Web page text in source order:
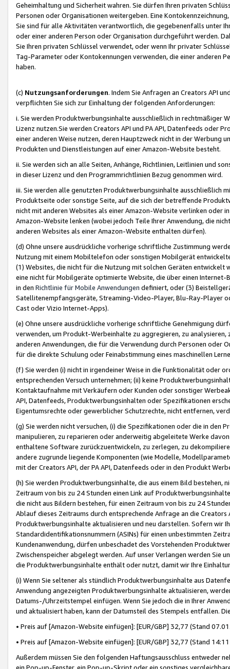
Geheimhaltung und Sicherheit wahren. Sie dürfen Ihren privaten
Personen oder Organisationen weitergeben. Eine
Sie sind für alle Aktivitäten verantwortlich, die gegebenenfalls unter
oder einer anderen Person oder Organisation durchgeführt werden.
Sie Ihren privaten Schlüssel verwendet, oder wenn Ihr privater
Tag-Parameter oder Kontokennungen verwenden, die einer anderen
haben.
(c) Nutzungsanforderungen. Indem Sie Anfragen an Creators API
verpflichten Sie sich zur Einhaltung der folgenden Anforderungen:
i. Sie werden Produktwerbungsinhalte ausschließlich in rechtmäßiger
Lizenz nutzen.Sie werden Creators API und PA API, Datenfeeds oder
einer anderen Weise nutzen, deren Hauptzweck nicht in der Werbung
Produkten und Dienstleistungen auf einer Amazon-Website besteht.
ii. Sie werden sich an alle Seiten, Anhänge, Richtlinien, Leitlinien und
in dieser Lizenz und den Programmrichtlinien Bezug genommen wird.
iii. Sie werden alle genutzten Produktwerbungsinhalte ausschließlich
Produktseite oder sonstige Seite, auf die sich der betreffende
nicht mit anderen Websites als einer Amazon-Website verlinken oder
Amazon-Website lenken (wobei jedoch Teile Ihrer Anwendung, die
anderen Websites als einer Amazon-Website enthalten dürfen).
(d) Ohne unsere ausdrückliche vorherige schriftliche Zustimmung
Nutzung mit einem Mobiltelefon oder sonstigen Mobilgerät
(1) Websites, die nicht für die Nutzung mit solchen Geräten
eine nicht für Mobilgeräte optimierte Website, die über einen
in den Richtlinie für Mobile Anwendungen definiert, oder (3)
Satellitenempfangsgeräte, Streaming-Video-Player, Blu-Ray-Player
Cast oder Vizio Internet-Apps).
(e) Ohne unsere ausdrückliche vorherige schriftliche Genehmigung
verwenden, um Produkt-Werbeinhalte zu aggregieren, zu
anderen Anwendungen, die für die Verwendung durch Personen
für die direkte Schulung oder Feinabstimmung eines maschinellen
(f) Sie werden (i) nicht in irgendeiner Weise in die Funktionalität oder
entsprechenden Versuch unternehmen; (ii) keine
Kontaktaufnahme mit Verkäufern oder Kunden oder sonstiger
API, Datenfeeds, Produktwerbungsinhalten oder Spezifikationen
Eigentumsrechte oder gewerblicher Schutzrechte, nicht entfernen,
(g) Sie werden nicht versuchen, (i) die Spezifikationen oder die in
manipulieren, zu reparieren oder anderweitig abgeleitete Werke
enthaltene Software zurückzuentwickeln, zu zerlegen, zu
andere zugrunde liegende Komponenten (wie Modelle,
mit der Creators API, der PA API, Datenfeeds oder in den Produkt
(h) Sie werden Produktwerbungsinhalte, die aus einem Bild bestehen,
Zeitraum von bis zu 24 Stunden einen Link auf
die nicht aus Bildern bestehen, für einen Zeitraum von bis zu 24
Ablauf dieses Zeitraums durch entsprechende Anfrage an die
Produktwerbungsinhalte aktualisieren und neu darstellen. Sofern wir
Standardidentifikationsnummern (ASINs) für einen unbestimmten
Kundenanwendung, dürfen unbeschadet des Vorstehenden
Zwischenspeicher abgelegt werden. Auf unser Verlangen werden Sie
die Produktwerbungsinhalte enthält oder nutzt, damit wir Ihre
(i) Wenn Sie seltener als stündlich Produktwerbungsinhalte aus
Anwendung angezeigten Produktwerbungsinhalte aktualisieren,
Datums-/Uhrzeitstempel einfügen. Wenn Sie jedoch die in Ihrer
und aktualisiert haben, kann der Datumsteil des Stempels entfallen.
• Preis auf [Amazon-Website einfügen]: [EUR/GBP] 32,77 (Stand
• Preis auf [Amazon-Website einfügen]: [EUR/GBP] 32,77 (Stand
Außerdem müssen Sie den folgenden Haftungsausschluss entweder
ein Pop-up-Fenster, ein Pop-up-Skript oder ein sonstiges